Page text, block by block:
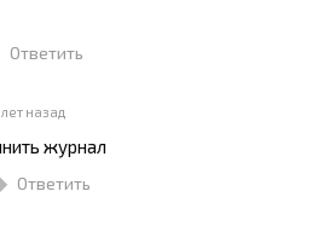
Ответить
лет назад
журнал
Ответить